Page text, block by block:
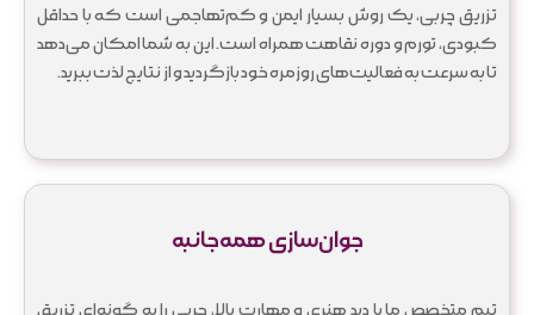
تزریق چربی، یک روش بسیار ایمن و کم‌تهاجمی است که با حداقل
کبودی، تورم و دوره نقاهت همراه است. این به شما امکان می‌دهد
تا به سرعت به فعالیت‌های روزمره خود بازگردید و از نتایج لذت ببرید.
جوان‌سازی همه‌جانبه
تیم متخصص ما با دید هنری و مهارت بالا، چربی را به گونه‌ای تزریق